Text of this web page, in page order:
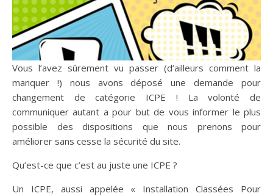
Vous l’avez sûrement vu passer (d’ailleurs comment la
manquer !) nous avons déposé une demande pour
changement de catégorie ICPE ! La volonté de
communiquer autant a pour but de vous informer le plus
possible des dispositions que nous prenons pour
améliorer sans cesse la sécurité du site.
Qu’est-ce que c’est au juste une ICPE ?
Un ICPE, aussi appelée « Installation Classées Pour